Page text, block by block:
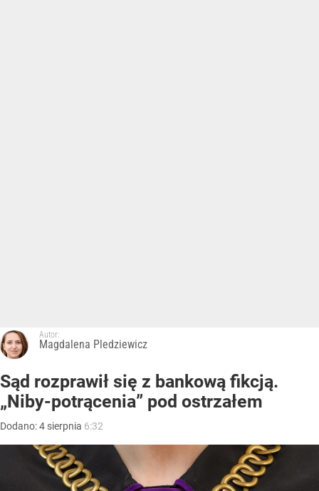
Autor:
Magdalena Pledziewicz
Sąd rozprawił się z bankową fikcją.
„Niby-potrącenia” pod ostrzałem
Dodano:4 sierpnia 6:32